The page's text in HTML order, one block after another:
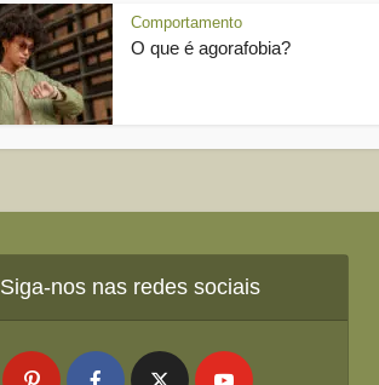
Comportamento
O que é agorafobia?
Siga-nos nas redes sociais